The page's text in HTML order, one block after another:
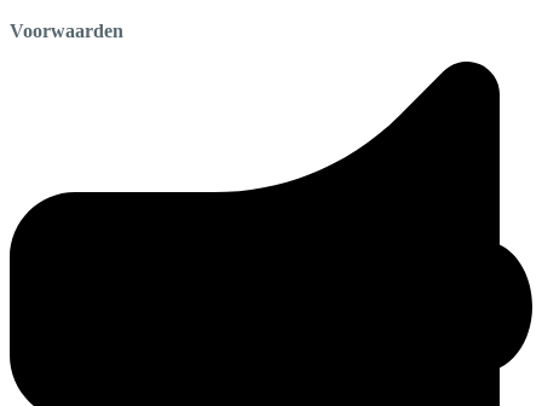
Voorwaarden